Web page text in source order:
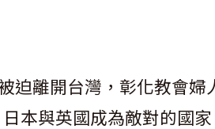
迫離開台灣，彰化教會婦
本與英國成為敵對的國